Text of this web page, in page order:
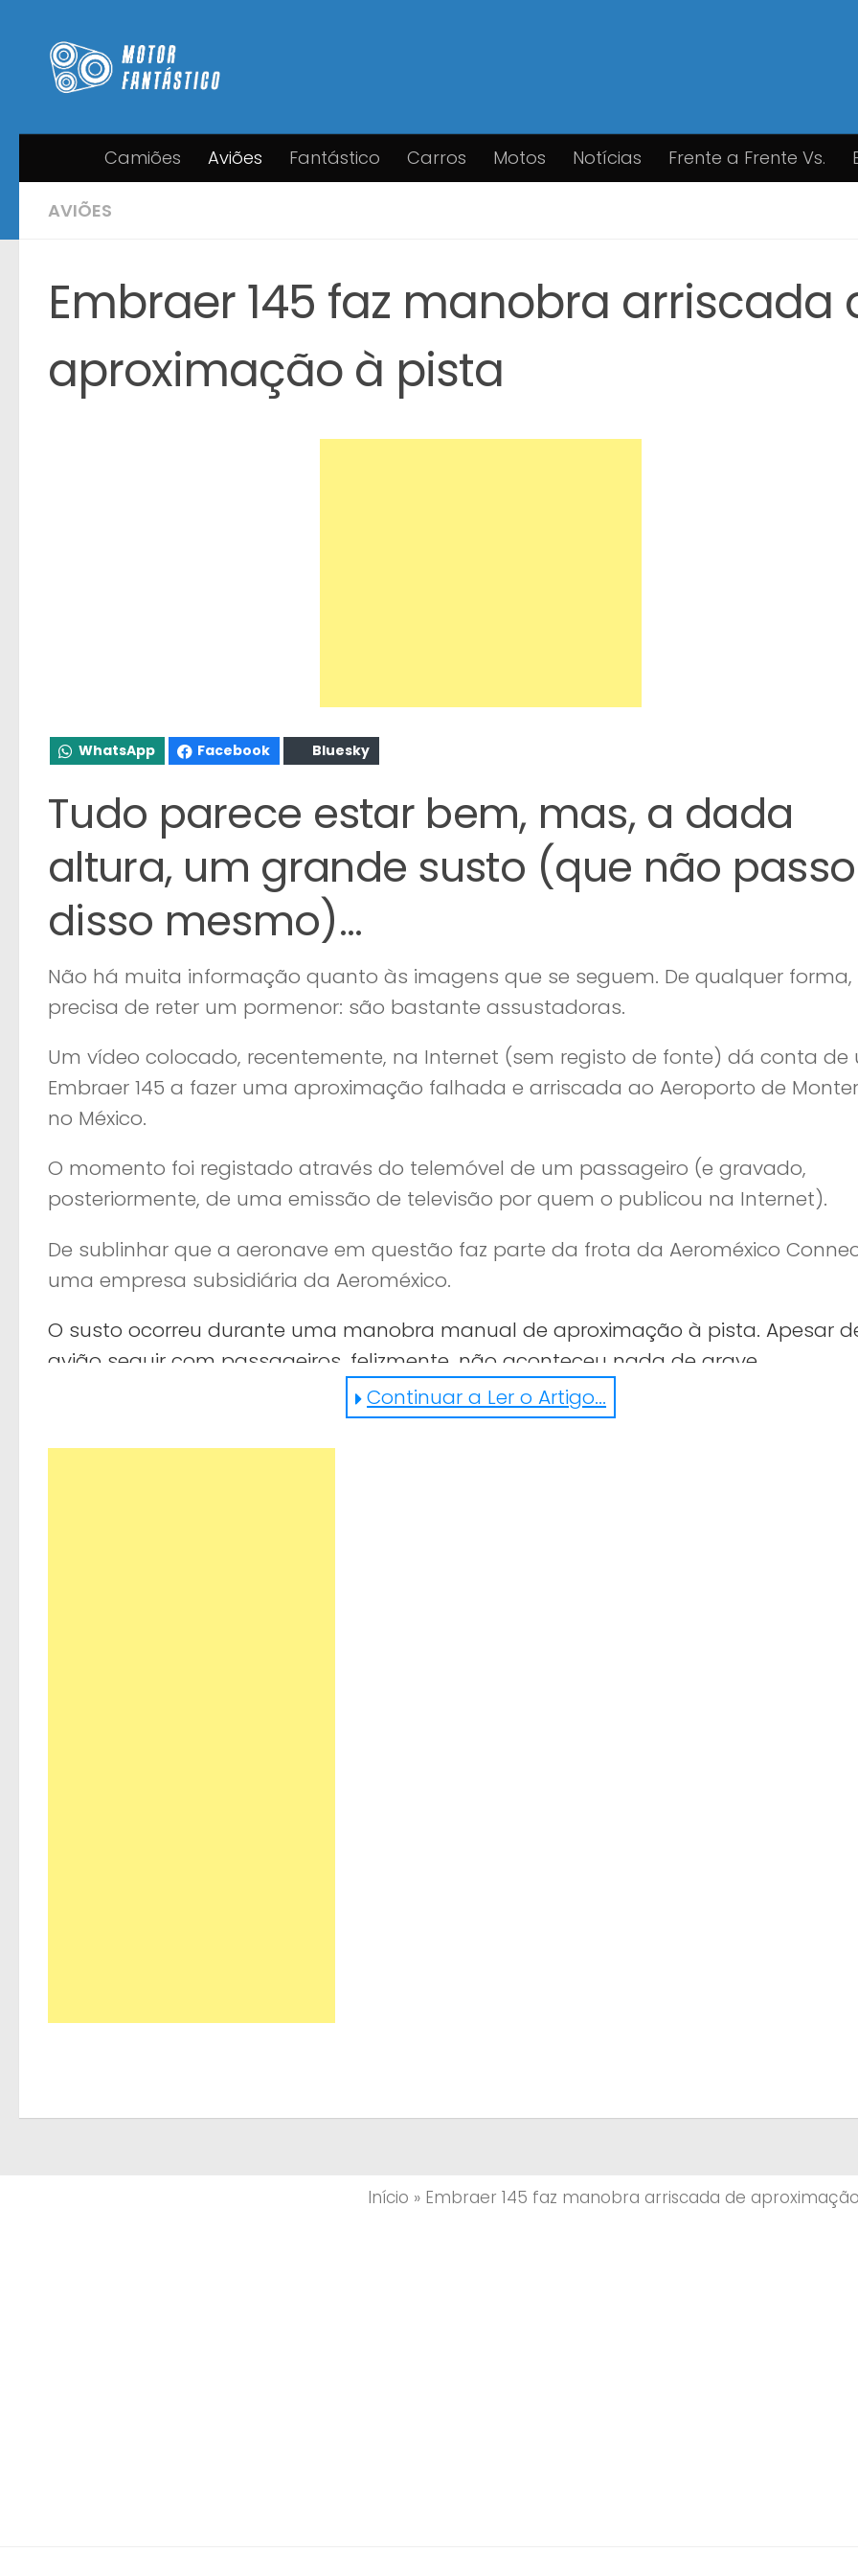
Camiões Aviões Fantástico Carros Motos Notícias Frente a Frente Vs.
AVIÕES
Embraer 145 faz manobra arriscada
aproximação à pista
WhatsApp Facebook Bluesky
Tudo parece estar bem, mas, a dada
altura, um grande susto (que não
disso mesmo)…
Não há muita informação quanto às imagens que se seguem. De qualquer forma,
precisa de reter um pormenor: são bastante assustadoras.
Um vídeo colocado, recentemente, na Internet (sem registo de fonte) dá conta de
Embraer 145 a fazer uma aproximação falhada e arriscada ao Aeroporto de
no México.
O momento foi registado através do telemóvel de um passageiro (e gravado,
posteriormente, de uma emissão de televisão por quem o publicou na Internet).
De sublinhar que a aeronave em questão faz parte da frota da Aeroméxico
uma empresa subsidiária da Aeroméxico.
O susto ocorreu durante uma manobra manual de aproximação à pista. Apesar
avião seguir com passageiros, felizmente, não aconteceu nada de grave.
Continuar a Ler o Artigo...
Início » Embraer 145 faz manobra arriscada de